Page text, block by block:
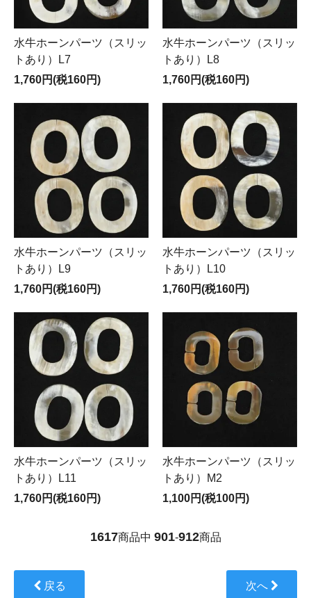
水牛ホーンパーツ（スリッ
トあり）L7
1,760円(税160円)
水牛ホーンパーツ（スリッ
トあり）L8
1,760円(税160円)
水牛ホーンパーツ（スリッ
トあり）L9
1,760円(税160円)
水牛ホーンパーツ（スリッ
トあり）L10
1,760円(税160円)
水牛ホーンパーツ（スリッ
トあり）L11
1,760円(税160円)
水牛ホーンパーツ（スリッ
トあり）M2
1,100円(税100円)
1617商品中 901-912商品
戻る 次へ